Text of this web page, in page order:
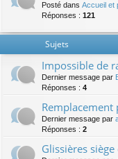
Posté dans Accueil et
Réponses : 121
Sujets
Impossible de
Dernier message par
Réponses : 4
Dernier message par
Réponses : 2
Glissières